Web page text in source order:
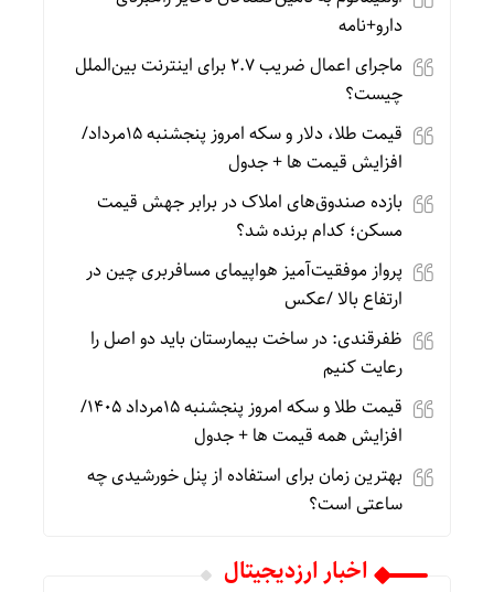
دارو+نامه
ماجرای اعمال ضریب ۲.۷ برای اینترنت بین‌الملل
چیست؟
قیمت طلا، دلار و سکه امروز پنجشنبه 15مرداد/
افزایش قیمت ها + جدول
بازده صندوق‌های املاک در برابر جهش قیمت
مسکن؛ کدام برنده شد؟
پرواز موفقیت‌آمیز هواپیمای مسافربری چین در
ارتفاع بالا /عکس
ظفرقندی: در ساخت بیمارستان باید دو اصل را
رعایت کنیم
قیمت طلا و سکه امروز پنجشنبه 15مرداد 1405/
افزایش همه قیمت ها + جدول
بهترین زمان برای استفاده از پنل خورشیدی چه
ساعتی است؟
اخبار ارزدیجیتال